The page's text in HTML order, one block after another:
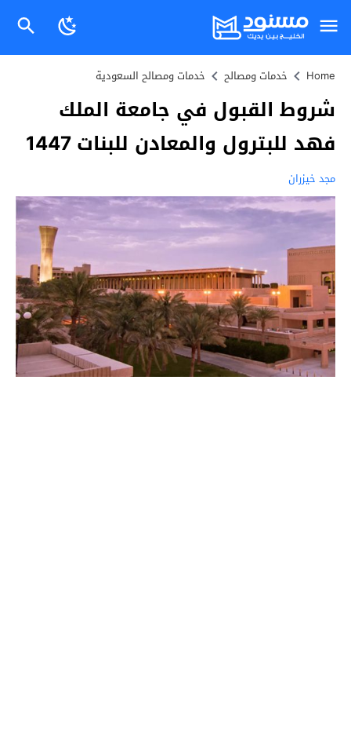
Home خدمات ومصالح خدمات ومصالح السعودية
شروط القبول في جامعة الملك
فهد للبترول والمعادن للبنات 1447
مجد خيزران